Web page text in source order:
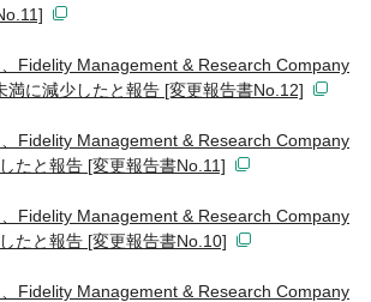
Fidelity Management & Research Company
満に減少したと報告 [変更報告書No.12]
Fidelity Management & Research Company
たと報告 [変更報告書No.11]
Fidelity Management & Research Company
たと報告 [変更報告書No.10]
Fidelity Management & Research Company